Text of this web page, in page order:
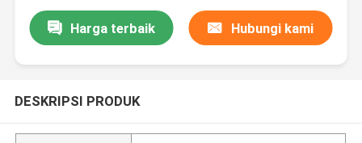
Harga terbaik Hubungi kami
DESKRIPSI PRODUK